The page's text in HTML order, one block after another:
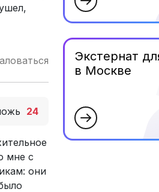
24
мне с
они
Экстернат
в Москве